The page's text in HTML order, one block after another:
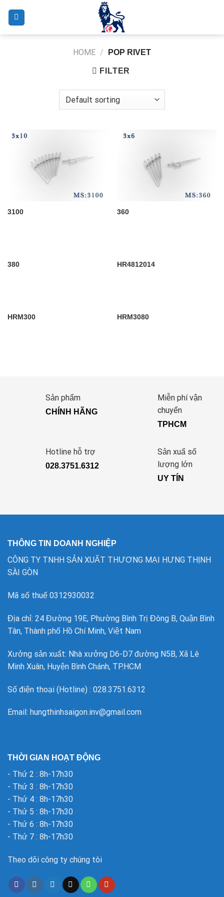
HOME / POP RIVET
FILTER
3100 360
380 HR4812014
HRM300 HRM3080
Sản phẩm
CHÍNH HÃNG
Miễn phí vận
chuyển
TPHCM
Hotline hỗ trợ
028.3751.6312
Sản xuấ số
lượng lớn
UY TÍN
THÔNG TIN DOANH NGHIỆP
CÔNG TY TNHH SẢN XUẤT THƯƠNG MẠI HƯNG THỊNH
SÀI GÒN
Mã số thuế 0312930032
Địa chỉ: 24 Đường 19E, Phường Bình Trị Đông B, Quận Bình
Tân, Thành phố Hồ Chí Minh, Việt Nam
Xưởng sản xuất: Nhà xưởng D6-D7 đường N5B, Xã Lê
Minh Xuân, Huyện Bình Chánh, TP.HCM
Số điện thoại (Hotline) : 028.3751.6312
Email: hungthinhsaigon.inv@gmail.com
THỜI GIAN HOẠT ĐỘNG
- Thứ 2 : 8h-17h30
- Thứ 3 : 8h-17h30
- Thứ 4 : 8h-17h30
- Thứ 5 : 8h-17h30
- Thứ 6 : 8h-17h30
- Thứ 7 : 8h-17h30
Theo dõi công ty chúng tôi